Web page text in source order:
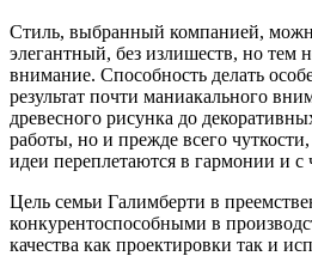
Стиль, выбранный компанией,
элегантный, без излишеств, но тем
внимание. Способность делать
результат почти маниакального
древесного рисунка до
работы, но и прежде всего
идеи переплетаются в гармонии и с
Цель семьи Галимберти в
конкурентоспособными в
качества как проектировки так и